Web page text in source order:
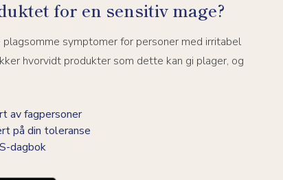
for en sensitiv mage?
plagsomme symptomer for personer med irritabel
hvorvidt produkter som dette kan gi plager, og
av fagpersoner
på din toleranse
dagbok